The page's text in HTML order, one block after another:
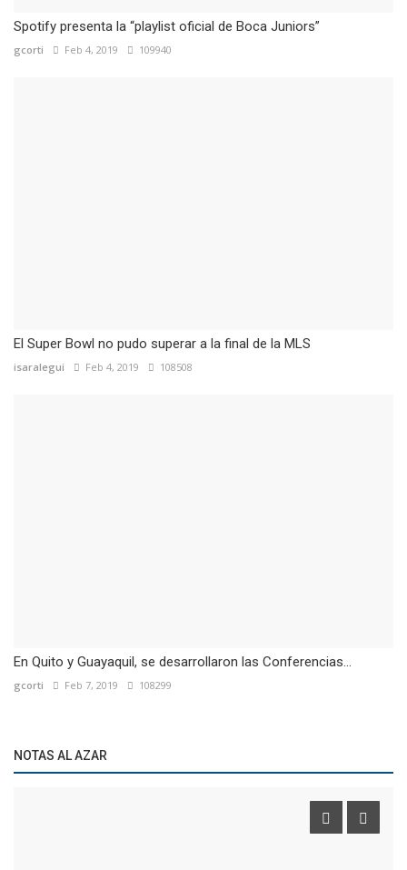
Spotify presenta la “playlist oficial de Boca Juniors”
gcorti Feb 4, 2019 109940
El Super Bowl no pudo superar a la final de la MLS
isaralegui Feb 4, 2019 108508
En Quito y Guayaquil, se desarrollaron las Conferencias...
gcorti Feb 7, 2019 108299
NOTAS AL AZAR